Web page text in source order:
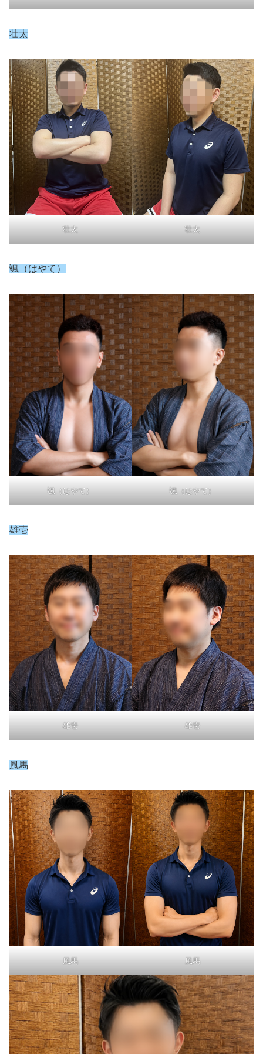
壮太
壮太 壮太
颯（はやて）
颯（はやて） 颯（はやて）
雄壱
雄壱 雄壱
風馬
風馬 風馬